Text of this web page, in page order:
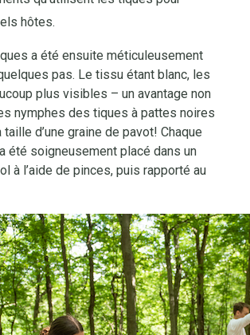
hôtes.
a été ensuite méticuleusement
pas. Le tissu étant blanc, les
plus visibles – un avantage non
nymphes des tiques à pattes noires
d’une graine de pavot! Chaque
été soigneusement placé dans un
à l’aide de pinces, puis rapporté au